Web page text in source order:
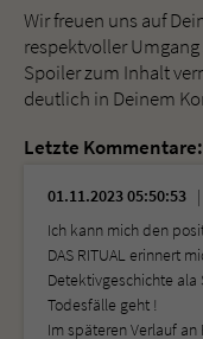
Wir freuen uns auf
respektvoller
Spoiler zum Inhalt
deutlich in Deinem
Letzte Kommentare:
01.11.2023 05:50:53
Ich kann mich den
DAS RITUAL erinnert
Detektivgeschichte
Todesfälle geht !
Im späteren Verlauf an